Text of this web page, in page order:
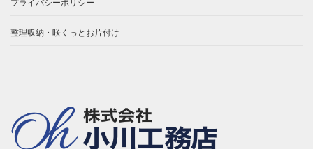
整理収納・咲くっとお片付け